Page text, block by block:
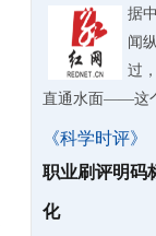
据
闻
过
直通水面——这
《科学时评》
职业刷评明码
化